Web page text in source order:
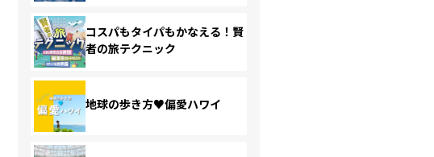
コスパもタイパもかなえる！賢
者の旅テクニック
地球の歩き方♥偏愛ハワイ